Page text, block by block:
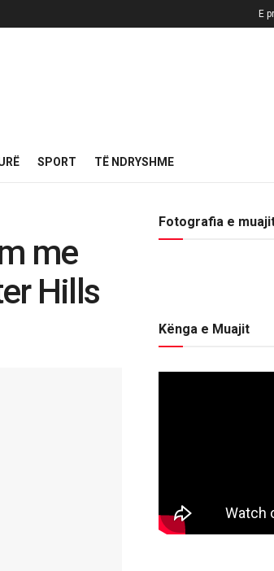
E
SPORT TË NDRYSHME
me
Hills
Fotografia e
Kënga e Muajit